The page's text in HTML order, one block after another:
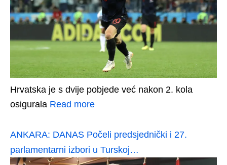
Hrvatska je s dvije pobjede već nakon 2. kola
osigurala Read more
ANKARA: DANAS Počeli predsjednički i 27.
parlamentarni izbori u Turskoj…